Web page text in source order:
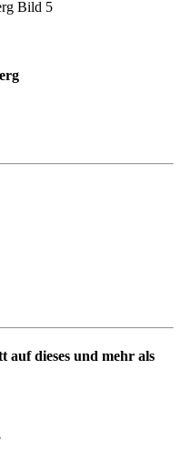
auf dieses und mehr als